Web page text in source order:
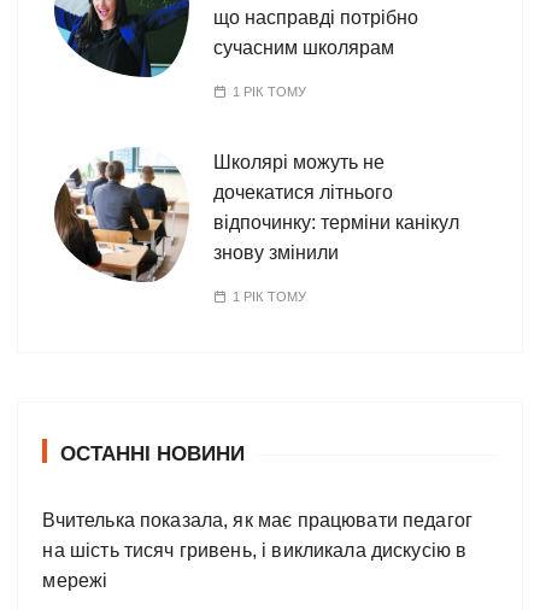
що насправді потрібно
сучасним школярам
1 РІК ТОМУ
Школярі можуть не
дочекатися літнього
відпочинку: терміни канікул
знову змінили
1 РІК ТОМУ
ОСТАННІ НОВИНИ
Вчителька показала, як має працювати педагог
на шість тисяч гривень, і викликала дискусію в
мережі